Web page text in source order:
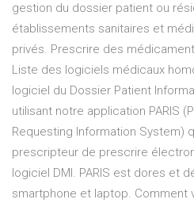
gestion du dossier patient ou
établissements sanitaires et
privés. Prescrire des
Liste des logiciels médicaux
logiciel du Dossier Patient
utilisant notre application PARIS
Requesting Information System)
prescripteur de prescrire
logiciel DMI. PARIS est dores et
smartphone et laptop. Comment